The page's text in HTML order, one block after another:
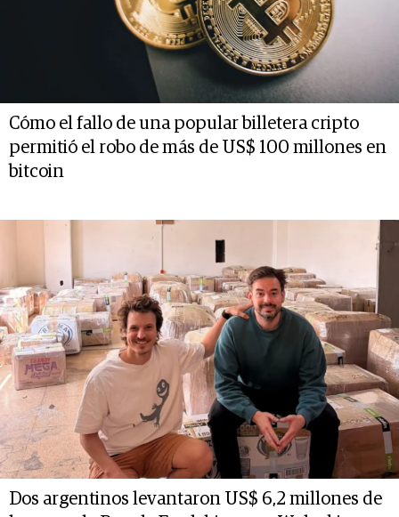
Cómo el fallo de una popular billetera cripto
permitió el robo de más de US$ 100 millones en
bitcoin
Dos argentinos levantaron US$ 6,2 millones de